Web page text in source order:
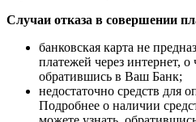
Случаи отказа в совершении
банковская карта не
платежей через интернет,
обратившись в Ваш Банк;
недостаточно средств для
Подробнее о наличии